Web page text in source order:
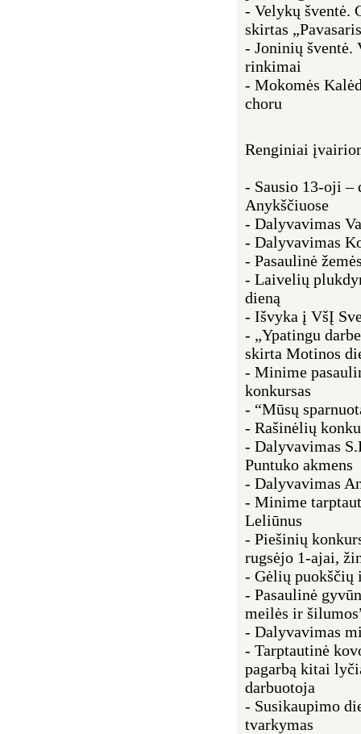
- Velykų šventė.
skirtas
- Joninių šventė.
rinkimai
- Mokomės
choru
Renginiai
- Sausio 13-oji –
Anykščiuose
- Dalyvavimas
- Dalyvavimas
- Pasaulinė
- Laivelių
dieną
- Išvyka į VšĮ
- „Ypatingu
skirta Motinos
- Minime
konkursas
- “Mūsų
- Rašinėlių
- Dalyvavimas
Puntuko akmens
- Dalyvavimas
- Minime
Leliūnus
- Piešinių
rugsėjo 1-ajai,
- Gėlių puokščių
- Pasaulinė
meilės ir
- Dalyvavimas
- Tarptautinė
pagarbą kitai
darbuotoja
- Susikaupimo
tvarkymas